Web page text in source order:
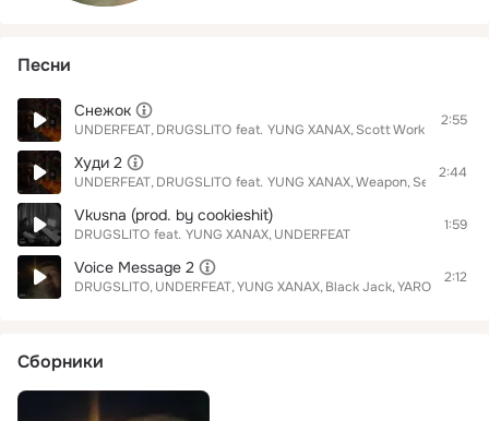
Песни
Снежок
UNDERFEAT DRUGSLITO feat. YUNG XANAX Scott Work
2:55
Худи 2
UNDERFEAT DRUGSLITO feat. YUNG XANAX Weapon Security
2:44
Vkusna (prod. by cookieshit)
DRUGSLITO feat. YUNG XANAX UNDERFEAT
1:59
Voice Message 2
DRUGSLITO UNDERFEAT YUNG XANAX Black Jack YARO$LUV
2:12
Сборники